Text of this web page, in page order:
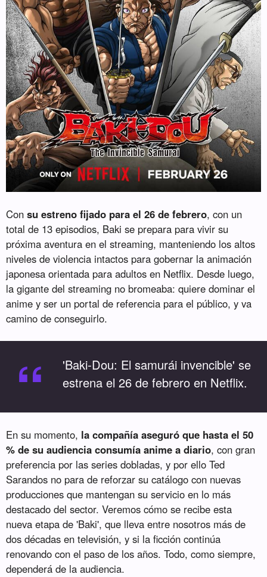
Consu estreno fijado para el 26 de febrero, con un
total de 13 episodios, Baki se prepara para vivir su
próxima aventura en el streaming, manteniendo los altos
niveles de violencia intactos para gobernar la animación
japonesa orientada para adultos en Netflix. Desde luego,
la gigante del streaming no bromeaba: quiere dominar el
anime y ser un portal de referencia para el público, y va
camino de conseguirlo.
“
'Baki-Dou: El samurái invencible' se
estrena el 26 de febrero en Netflix.
En su momento, la compañía aseguró que hasta el 50
% de su audiencia consumía anime a diario, con gran
preferencia por las series dobladas, y por ello Ted
Sarandos no para de reforzar su catálogo con nuevas
producciones que mantengan su servicio en lo más
destacado del sector. Veremos cómo se recibe esta
nueva etapa de 'Baki', que lleva entre nosotros más de
dos décadas en televisión, y si la ficción continúa
renovando con el paso de los años. Todo, como siempre,
dependerá de la audiencia.